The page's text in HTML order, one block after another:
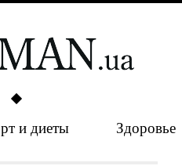
и диеты Здоровье